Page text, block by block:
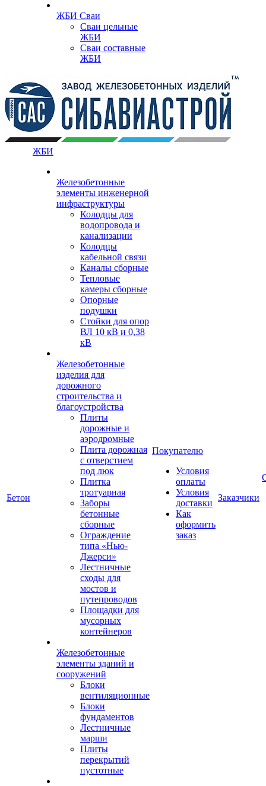
ЖБИ Сваи
Сваи цельные
ЖБИ
Сваи составные
ЖБИ
Бетон
ЖБИ
Железобетонные
элементы инженерной
инфраструктуры
Колодцы для
водопровода и
канализации
Колодцы
кабельной связи
Каналы сборные
Тепловые
камеры сборные
Опорные
подушки
Стойки для опор
ВЛ 10 кВ и 0,38
кВ
Железобетонные
изделия для
дорожного
строительства и
благоустройства
Плиты
дорожные и
аэродромные
Плита дорожная
с отверстием
под люк
Плитка
тротуарная
Заборы
бетонные
сборные
Ограждение
типа «Нью-
Джерси»
Лестничные
сходы для
мостов и
путепроводов
Площадки для
мусорных
контейнеров
Железобетонные
элементы зданий и
сооружений
Блоки
вентиляционные
Блоки
фундаментов
Лестничные
марши
Плиты
перекрытий
пустотные
Покупателю
Условия
оплаты
Условия
доставки
Как
оформить
заказ
Заказчики